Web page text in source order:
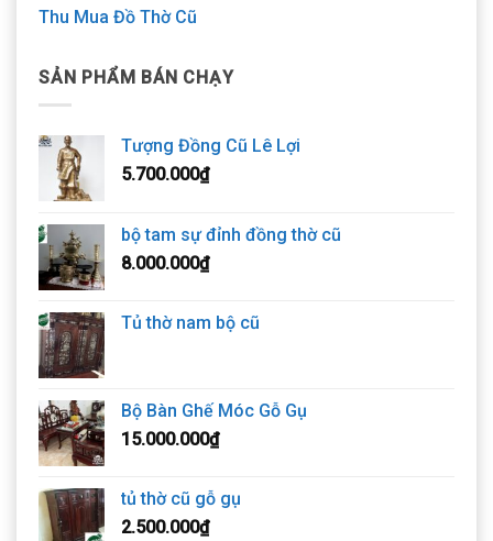
Thu Mua Đồ Thờ Cũ
SẢN PHẨM BÁN CHẠY
Tượng Đồng Cũ Lê Lợi
5.700.000₫
bộ tam sự đỉnh đồng thờ cũ
8.000.000₫
Tủ thờ nam bộ cũ
Bộ Bàn Ghế Móc Gỗ Gụ
15.000.000₫
tủ thờ cũ gỗ gụ
2.500.000₫